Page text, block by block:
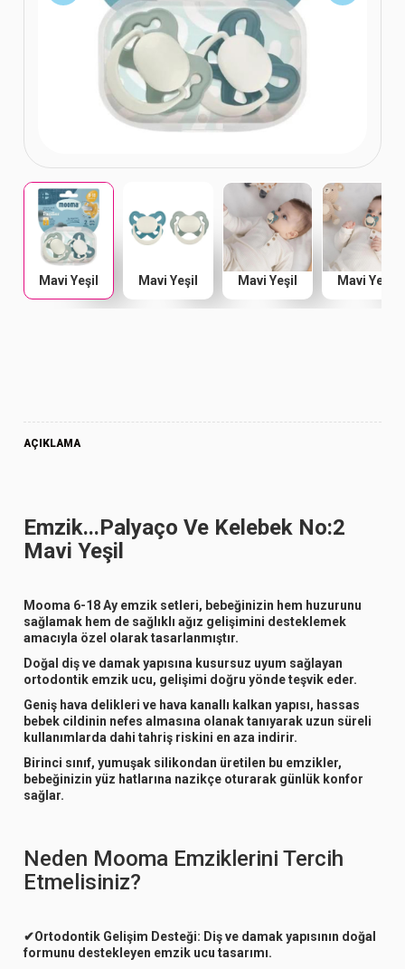
Mavi Yeşil Mavi Yeşil Mavi Yeşil Mavi Yeşil
AÇIKLAMA
Emzik...Palyaço Ve Kelebek No:2
Mavi Yeşil
Mooma 6-18 Ay emzik setleri, bebeğinizin hem huzurunu
sağlamak hem de sağlıklı ağız gelişimini desteklemek
amacıyla özel olarak tasarlanmıştır.
Doğal diş ve damak yapısına kusursuz uyum sağlayan
ortodontik emzik ucu, gelişimi doğru yönde teşvik eder.
Geniş hava delikleri ve hava kanallı kalkan yapısı, hassas
bebek cildinin nefes almasına olanak tanıyarak uzun süreli
kullanımlarda dahi tahriş riskini en aza indirir.
Birinci sınıf, yumuşak silikondan üretilen bu emzikler,
bebeğinizin yüz hatlarına nazikçe oturarak günlük konfor
sağlar.
Neden Mooma Emziklerini Tercih
Etmelisiniz?
✔Ortodontik Gelişim Desteği: Diş ve damak yapısının doğal
formunu destekleyen emzik ucu tasarımı.